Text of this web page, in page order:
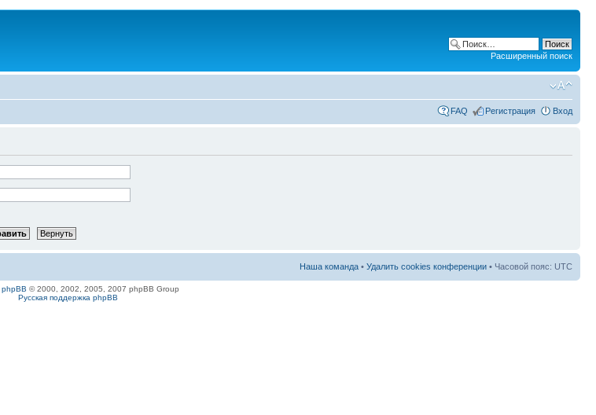
Расширенный поиск
FAQ Регистрация Вход
Наша команда • Удалить cookies конференции • Часовой пояс: UTC
phpBB © 2000, 2002, 2005, 2007 phpBB Group
Русская поддержка phpBB